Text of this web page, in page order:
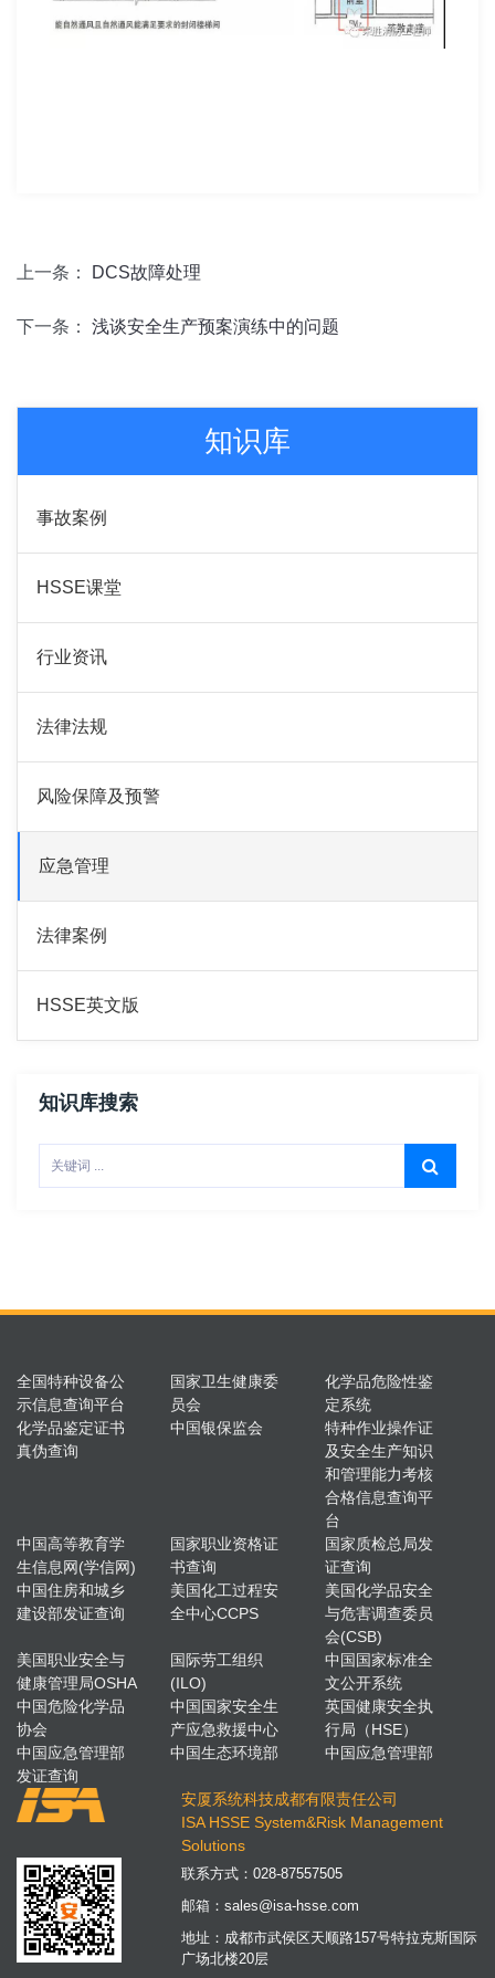
上一条： DCS故障处理
下一条： 浅谈安全生产预案演练中的问题
知识库
事故案例
HSSE课堂
行业资讯
法律法规
风险保障及预警
应急管理
法律案例
HSSE英文版
知识库搜索
全国特种设备公
示信息查询平台
国家卫生健康委
员会
化学品危险性鉴
定系统
化学品鉴定证书
真伪查询
中国银保监会
特种作业操作证
及安全生产知识
和管理能力考核
合格信息查询平
台
中国高等教育学
生信息网(学信网)
国家职业资格证
书查询
国家质检总局发
证查询
中国住房和城乡
建设部发证查询
美国化工过程安
全中心CCPS
美国化学品安全
与危害调查委员
会(CSB)
美国职业安全与
健康管理局OSHA
国际劳工组织
(ILO)
中国国家标准全
文公开系统
中国危险化学品
协会
中国国家安全生
产应急救援中心
英国健康安全执
行局（HSE）
中国应急管理部
发证查询
中国生态环境部 中国应急管理部
安厦系统科技成都有限责任公司
ISA HSSE System&Risk Management
Solutions
联系方式：028-87557505
邮箱：sales@isa-hsse.com
地址：成都市武侯区天顺路157号特拉克斯国际
广场北楼20层